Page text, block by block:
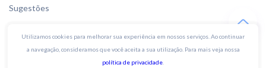
Sugestões
Quer falar
com a gente?
Utilizamos cookies para melhorar sua experiência em nossos serviços. Ao continuar
a navegação, consideramos que você aceita a sua utilização. Para mais veja nossa
política de privacidade